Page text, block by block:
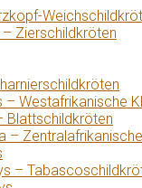
Zierschildkröten
– Westafrikanische
Blattschildkröten
–
–